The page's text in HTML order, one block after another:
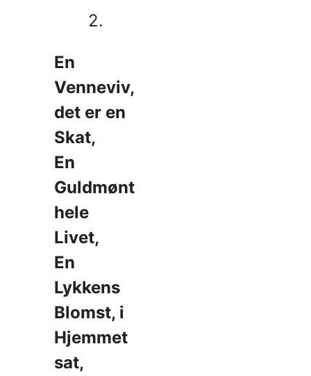
2.
En
Venneviv,
det er en
Skat,
En
Guldmønt
hele
Livet,
En
Lykkens
Blomst, i
Hjemmet
sat,